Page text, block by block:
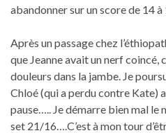
abandonner sur un score de 14
Après un passage chez
que Jeanne avait un nerf coincé,
douleurs dans la jambe. Je
Chloé (qui a perdu contre Kate)
pause….. Je démarre bien mal le
set 21/16….C’est à mon tour